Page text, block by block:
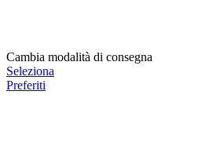
Cambia modalità di consegna
Seleziona
Preferiti